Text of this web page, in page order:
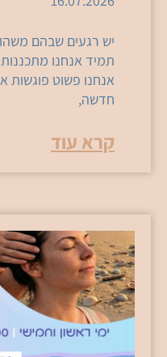
יש רגעים שבהם משהו
תמיד אנחנו
אנחנו פשוט פוגשות
חדשה,
קרא עוד